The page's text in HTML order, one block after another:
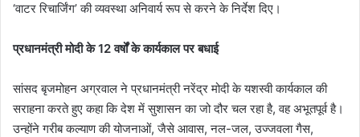
‘वाटर रिचार्जिंग’ की व्यवस्था अनिवार्य रूप से करने के निर्देश दिए।
प्रधानमंत्री मोदी के 12 वर्षों के कार्यकाल पर बधाई
सांसद बृजमोहन अग्रवाल ने प्रधानमंत्री नरेंद्र मोदी के यशस्वी कार्यकाल की
सराहना करते हुए कहा कि देश में सुशासन का जो दौर चल रहा है, वह अभूतपूर्व है।
उन्होंने गरीब कल्याण की योजनाओं, जैसे आवास, नल-जल, उज्जवला गैस,